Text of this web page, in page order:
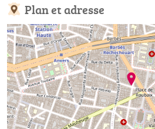
Plan et adresse